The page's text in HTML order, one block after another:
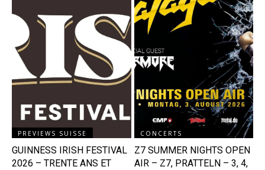
PREVIEWS SUISSE
GUINNESS IRISH FESTIVAL
2026 – TRENTE ANS ET
CONCERTS
Z7 SUMMER NIGHTS OPEN
AIR – Z7, PRATTELN – 3, 4,